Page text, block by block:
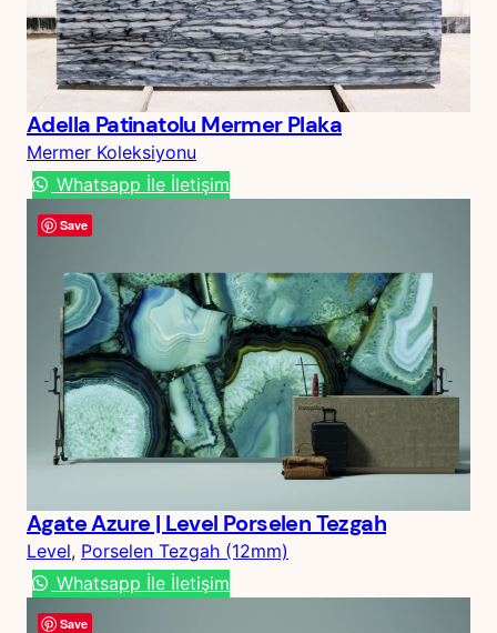
Adella Patinatolu Mermer Plaka
Mermer Koleksiyonu
Whatsapp İle İletişim
Save
Agate Azure | Level Porselen Tezgah
Level, Porselen Tezgah (12mm)
Whatsapp İle İletişim
Save